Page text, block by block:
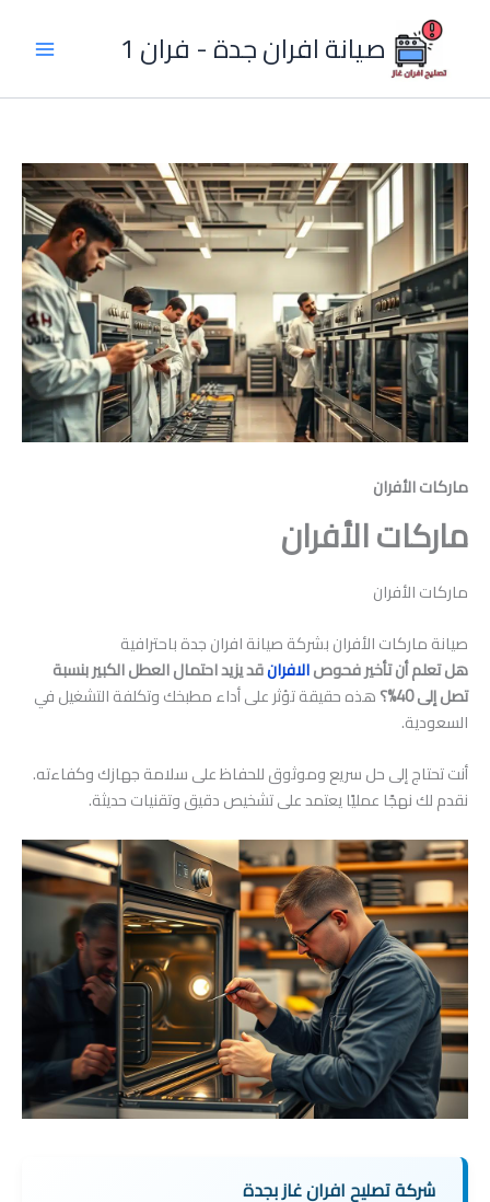
المحتوى
صيانة افران جدة - فران 1
ماركات الأفران
ماركات الأفران
ماركات الأفران
صيانة ماركات الأفران بشركة صيانة افران جدة باحترافية
هل تعلم أن تأخير فحوصالافرانقد يزيد احتمال العطل الكبير بنسبة
تصل إلى 40%؟
هذه حقيقة تؤثر على أداء مطبخك وتكلفة التشغيل في
السعودية.
أنت تحتاج إلى حل سريع وموثوق للحفاظ على سلامة جهازك وكفاءته.
نقدم لك نهجًا عمليًا يعتمد على تشخيص دقيق وتقنيات حديثة.
شركة تصليح افران غاز بجدة